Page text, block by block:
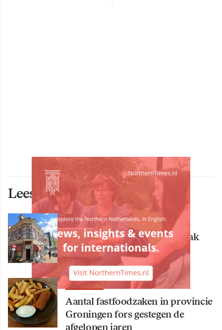
Lees ook deze artikelen
ECONOMIE
Bekende Groningse dönerzaak
Hasret failliet
ECONOMIE
Aantal fastfoodzaken in provincie
Groningen fors gestegen de
afgelopen jaren